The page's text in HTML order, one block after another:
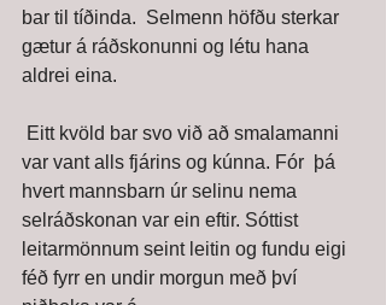
bar til tíðinda.  Selmenn höfðu sterkar
gætur á ráðskonunni og létu hana
aldrei eina.
var vant alls fjárins og kúnna. Fór  þá
hvert mannsbarn úr selinu nema
selráðskonan var ein eftir. Sóttist
leitarmönnum seint leitin og fundu eigi
féð fyrr en undir morgun með því